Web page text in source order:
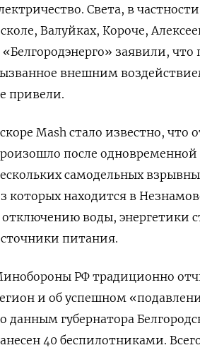
Света, в
Валуйках, Короче,
«Белгородэнерго» заявили, что
внешним
привели.
Mash стало известно, что
после
самодельных
которых находится в
отключению воды, энергетики
питания.
РФ традиционно
и об успешном
данным губернатора
40 беспилотниками.